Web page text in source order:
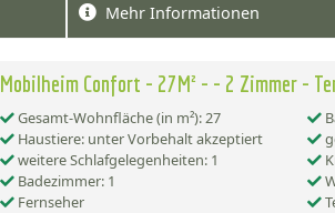
Mehr Informationen
Mobilheim Confort - 27M² - - 2 Zimmer -
Gesamt-Wohnfläche (in m²): 27
Haustiere: unter Vorbehalt akzeptiert
weitere Schlafgelegenheiten: 1
Badezimmer: 1
Fernseher